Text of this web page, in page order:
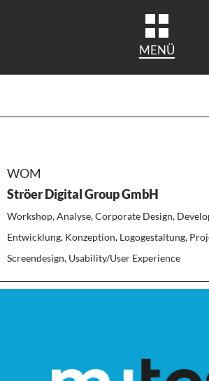
MENÜ
WOM
Ströer Digital Group GmbH
Workshop, Analyse, Corporate Design,
Entwicklung, Konzeption, Logogestaltung,
Screendesign, Usability/User Experience